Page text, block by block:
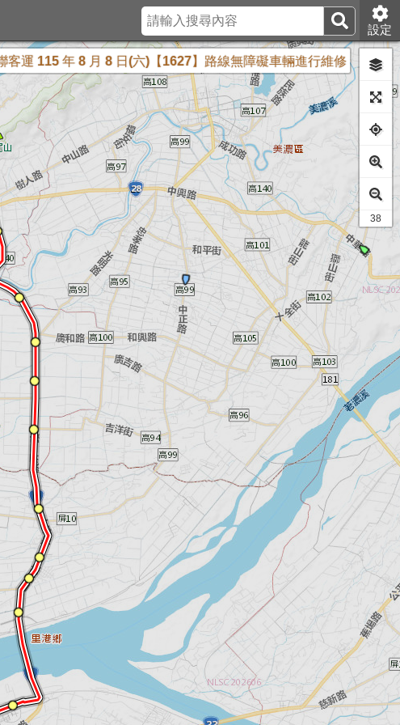
設定
年 8 月 8 日(六)【1627】路線無障礙車輛進行維修，中壢服務
24